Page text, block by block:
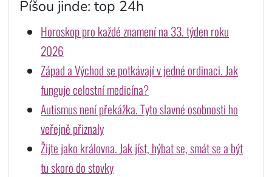
Píšou jinde: top 24h
Horoskop pro každé znamení na 33. týden roku
2026
Západ a Východ se potkávají v jedné ordinaci. Jak
funguje celostní medicína?
Autismus není překážka. Tyto slavné osobnosti ho
veřejně přiznaly
Žijte jako královna. Jak jíst, hýbat se, smát se a být
tu skoro do stovky